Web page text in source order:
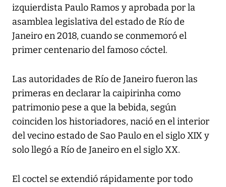
izquierdista Paulo Ramos y aprobada por la
asamblea legislativa del estado de Río de
Janeiro en 2018, cuando se conmemoró el
primer centenario del famoso cóctel.
Las autoridades de Río de Janeiro fueron las
primeras en declarar la caipirinha como
patrimonio pese a que la bebida, según
coinciden los historiadores, nació en el interior
del vecino estado de Sao Paulo en el siglo XIX y
solo llegó a Río de Janeiro en el siglo XX.
El coctel se extendió rápidamente por todo